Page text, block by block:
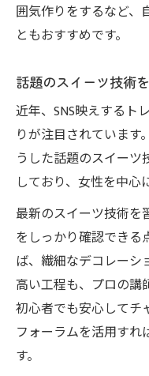
囲気作りをするなど、
ともおすすめです。
話題のスイーツ技術
近年、SNS映えするト
りが注目されています
うした話題のスイー
しており、女性を中心
最新のスイーツ技術を
をしっかり確認できる
ば、繊細なデコレーシ
高い工程も、プロの講
初心者でも安心してチ
フォーラムを活用すれ
す。